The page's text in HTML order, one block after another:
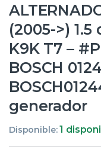
(2005->) 1.5
K9K T7 –
BOSCH
generador
Disponible:1